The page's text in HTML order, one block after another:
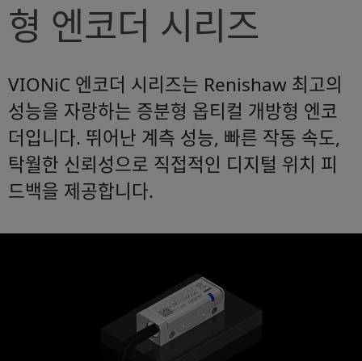
형 엔코더 시리즈
VIONiC 엔코더 시리즈는 Renishaw 최고의
성능을 자랑하는 증분형 옵티컬 개방형 엔코
더입니다. 뛰어난 계측 성능, 빠른 작동 속도,
탁월한 신뢰성으로 직접적인 디지털 위치 피
드백을 제공합니다.